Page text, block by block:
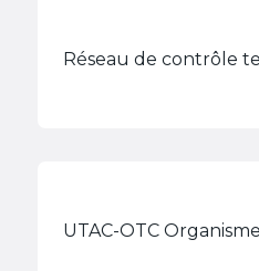
Réseau de contrôle
UTAC-OTC